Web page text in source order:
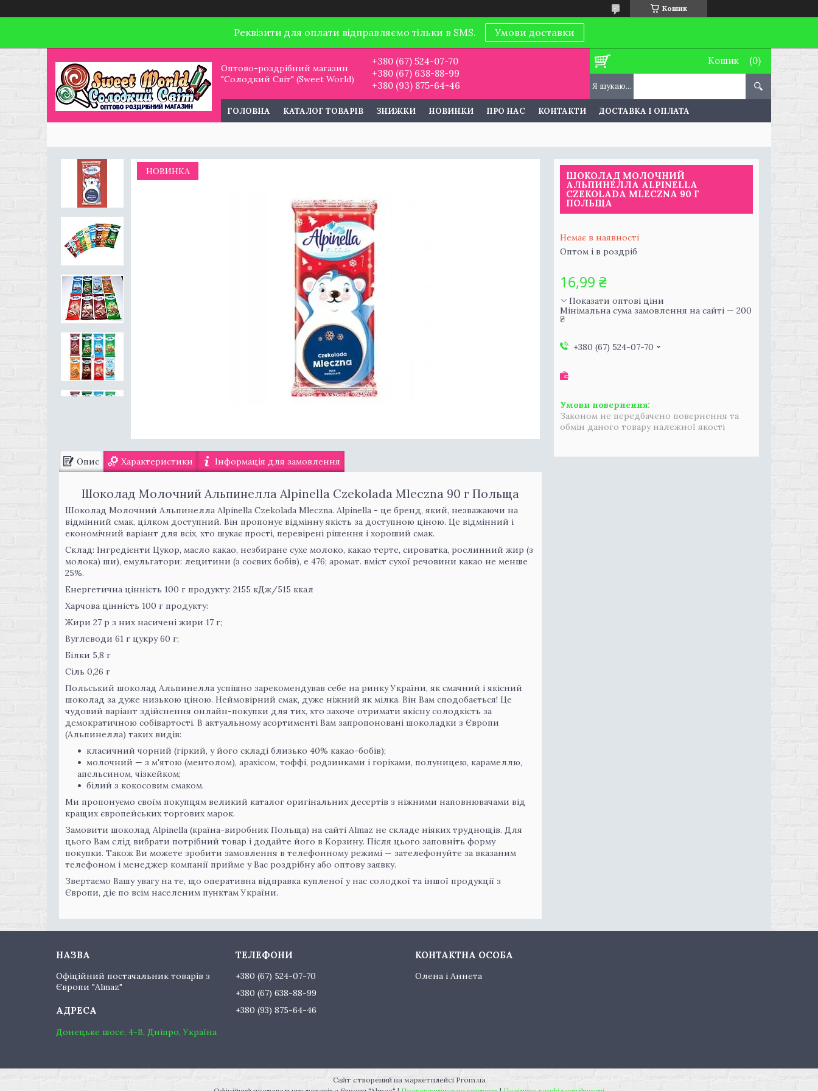
Кошик
Реквізити для оплати відправляємо тільки в SMS. Умови доставки
Оптово-роздрібний магазин
"Солодкий Світ" (Sweet World)
+380 (67) 524-07-70
+380 (67) 638-88-99
+380 (93) 875-64-46
Кошик
ГОЛОВНА КАТАЛОГ ТОВАРІВ ЗНИЖКИ НОВИНКИ ПРО НАС КОНТАКТИ ДОСТАВКА І ОПЛАТА
НОВИНКА
Опис Характеристики Інформація для замовлення
Шоколад Молочний Альпинелла Alpinella Czekolada Mleczna 90 г Польща
Шоколад Молочний Альпинелла Alpinella Czekolada Mleczna. Alpinella - це бренд, який, незважаючи на
відмінний смак, цілком доступний. Він пропонує відмінну якість за доступною ціною. Це відмінний і
економічний варіант для всіх, хто шукає прості, перевірені рішення і хороший смак.
Склад: Інгредієнти Цукор, масло какао, незбиране сухе молоко, какао терте, сироватка, рослинний жир (з
молока) ши), емульгатори: лецитини (з соєвих бобів), е 476; аромат. вміст сухої речовини какао не менше
25%.
Енергетична цінність 100 г продукту: 2155 кДж/515 ккал
Харчова цінність 100 г продукту:
Жири 27 р з них насичені жири 17 г;
Вуглеводи 61 г цукру 60 г;
Білки 5,8 г
Сіль 0,26 г
Польський шоколад Альпинелла успішно зарекомендував себе на ринку України, як смачний і якісний
шоколад за дуже низькою ціною. Неймовірний смак, дуже ніжний як мілка. Він Вам сподобається! Це
чудовий варіант здійснення онлайн-покупки для тих, хто захоче отримати якісну солодкість за
демократичною собівартості. В актуальному асортименті Вам запропоновані шоколадки з Європи
(Альпинелла) таких видів:
класичний чорний (гіркий, у його складі близько 40% какао-бобів);
молочний — з м'ятою (ментолом), арахісом, тоффі, родзинками і горіхами, полуницею, карамеллю,
апельсином, чізкейком;
білий з кокосовим смаком.
Ми пропонуємо своїм покупцям великий каталог оригінальних десертів з ніжними наповнювачами від
кращих європейських торгових марок.
Замовити шоколад Alpinella (країна-виробник Польща) на сайті Almaz не складе ніяких труднощів. Для
цього Вам слід вибрати потрібний товар і додайте його в Корзину. Після цього заповніть форму
покупки. Також Ви можете зробити замовлення в телефонному режимі — зателефонуйте за вказаним
телефоном і менеджер компанії прийме у Вас роздрібну або оптову заявку.
Звертаємо Вашу увагу на те, що оперативна відправка купленої у нас солодкої та іншої продукції з
Європи, діє по всім населеним пунктам України.
ШОКОЛАД МОЛОЧНИЙ
АЛЬПИНЕЛЛА ALPINELLA
CZEKOLADA MLECZNA 90 Г
ПОЛЬЩА
Немає в наявності
Оптом і в роздріб
16,99 ₴
Показати оптові ціни
Мінімальна сума замовлення на сайті — 200
₴
+380 (67) 524-07-70
Законом не передбачено повернення та
обмін даного товару належної якості
Офіційний постачальник товарів з
Європи "Almaz"
Донецьке шосе, 4-В, Дніпро, Україна
+380 (67) 524-07-70
+380 (67) 638-88-99
+380 (93) 875-64-46
Олена і Аннета
Сайт створений на маркетплейсі Prom.ua